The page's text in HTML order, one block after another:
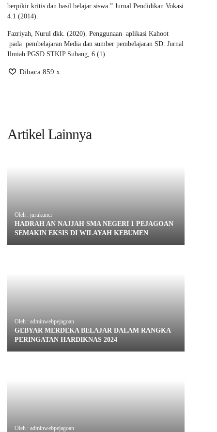
berpikir kritis dan hasil belajar siswa.” Jurnal Pendidikan Vokasi
4.1 (2014).
Fazriyah, Nurul dkk. (2020). Penggunaan aplikasi Kahoot
pada pembelajaran Media dan sumber pembelajaran SD: Jurnal
Ilmiah PGSD STKIP Subang, 6 (1)
Dibaca 859 x
Artikel Lainnya
Oleh : jurukunci
HADRAH AN NAJJAH SMA NEGERI 1 PEJAGOAN
SEMAKIN EKSIS DI WILAYAH KEBUMEN
Oleh : adminwebpejagoan
GEBYAR MERDEKA BELAJAR DALAM RANGKA
PERINGATAN HARDIKNAS 2024
Oleh : adminwebpejagoan